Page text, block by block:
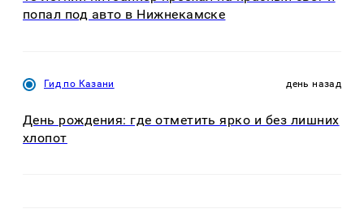
попал под авто в Нижнекамске
Гид по Казани день назад
День рождения: где отметить ярко и без лишних
хлопот